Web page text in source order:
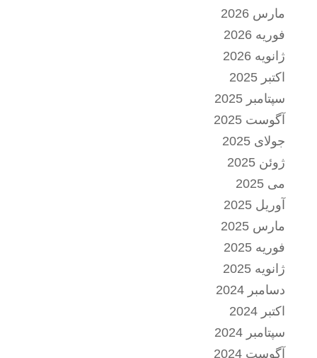
مارس 2026
فوریه 2026
ژانویه 2026
اکتبر 2025
سپتامبر 2025
آگوست 2025
جولای 2025
ژوئن 2025
می 2025
آوریل 2025
مارس 2025
فوریه 2025
ژانویه 2025
دسامبر 2024
اکتبر 2024
سپتامبر 2024
آگوست 2024